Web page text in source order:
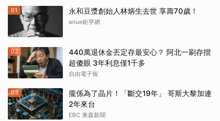
01 永和豆漿創始人林炳生去世 享壽70歲！
anue鉅亨網
02
440萬退休金丟定存最安心？ 阿北一刷存摺
超傻眼 3年利息僅1千多
自由電子報
03
攏係為了晶片！「斷交19年」 哥斯大黎加連
2年來台
EBC 東森新聞